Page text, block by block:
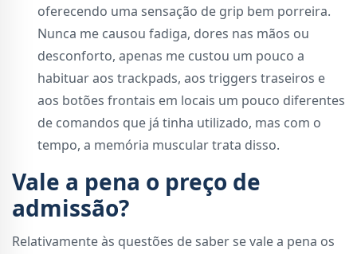
oferecendo uma sensação de grip bem porreira.
Nunca me causou fadiga, dores nas mãos ou
desconforto, apenas me custou um pouco a
habituar aos trackpads, aos triggers traseiros e
aos botões frontais em locais um pouco diferentes
de comandos que já tinha utilizado, mas com o
tempo, a memória muscular trata disso.
Vale a pena o preço de
admissão?
Relativamente às questões de saber se vale a pena os